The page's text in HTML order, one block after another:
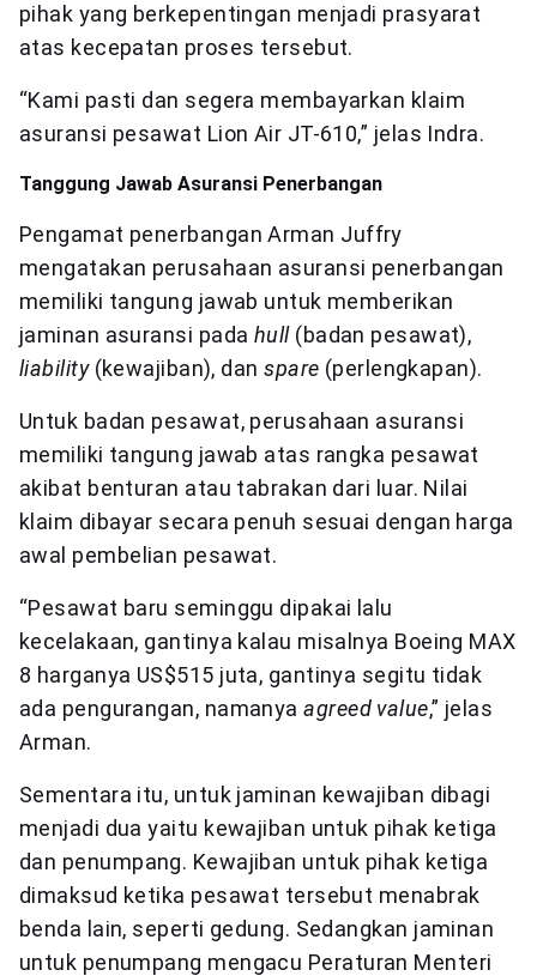
pihak yang berkepentingan menjadi prasyarat
atas kecepatan proses tersebut.
“Kami pasti dan segera membayarkan klaim
asuransi pesawat Lion Air JT-610,” jelas Indra.
Tanggung Jawab Asuransi Penerbangan
Pengamat penerbangan Arman Juffry
mengatakan perusahaan asuransi penerbangan
memiliki tangung jawab untuk memberikan
jaminan asuransi pada hull (badan pesawat),
liability (kewajiban), danspare (perlengkapan).
Untuk badan pesawat, perusahaan asuransi
memiliki tangung jawab atas rangka pesawat
akibat benturan atau tabrakan dari luar. Nilai
klaim dibayar secara penuh sesuai dengan harga
awal pembelian pesawat.
“Pesawat baru seminggu dipakai lalu
kecelakaan, gantinya kalau misalnya Boeing MAX
8 harganya US$515 juta, gantinya segitu tidak
ada pengurangan, namanyaagreed value,” jelas
Arman.
Sementara itu, untuk jaminan kewajiban dibagi
menjadi dua yaitu kewajiban untuk pihak ketiga
dan penumpang. Kewajiban untuk pihak ketiga
dimaksud ketika pesawat tersebut menabrak
benda lain, seperti gedung. Sedangkan jaminan
untuk penumpang mengacu Peraturan Menteri